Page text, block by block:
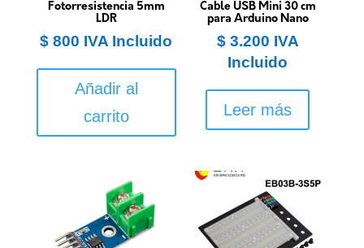
Fotorresistencia 5mm
LDR
$ 800 IVA Incluido
Añadir al
carrito
Cable USB Mini 30 cm
para Arduino Nano
$3.200 IVA
Incluido
Leer más